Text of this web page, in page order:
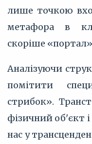
лише точкою
метафора в
скоріше
Аналізуючи
помітити
стрибок».
фізичний об'єкт
нас у